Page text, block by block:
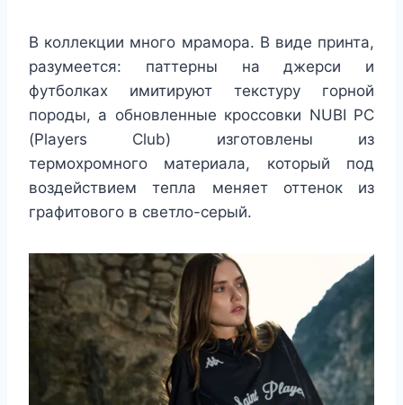
В коллекции много мрамора. В виде принта,
разумеется: паттерны на джерси и
футболках имитируют текстуру горной
породы, а обновленные кроссовки NUBI PC
(Players Club) изготовлены из
термохромного материала, который под
воздействием тепла меняет оттенок из
графитового в светло-серый.